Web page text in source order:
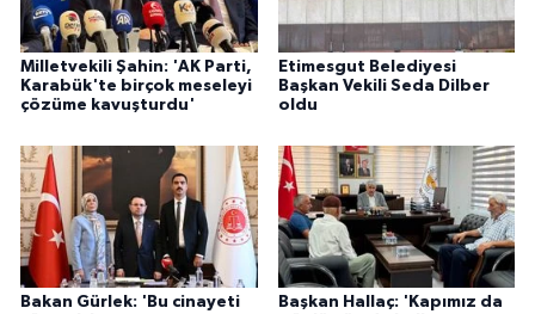
Milletvekili Şahin: 'AK Parti,
Karabük'te birçok meseleyi
çözüme kavuşturdu'
Etimesgut Belediyesi
Başkan Vekili Seda Dilber
oldu
Bakan Gürlek: 'Bu cinayeti
Başkan Hallaç: 'Kapımız da